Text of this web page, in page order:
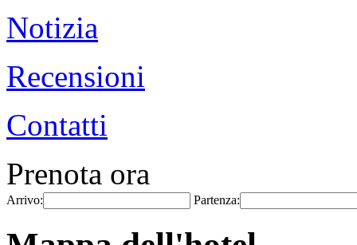
Notizia
Recensioni
Contatti
Prenota ora
Arrivo: Partenza: